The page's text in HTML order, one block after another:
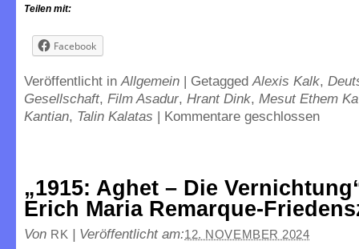
Teilen mit:
Facebook
Veröffentlicht in Allgemein | Getagged Alexis Kalk,
Gesellschaft, Film Asadur, Hrant Dink, Mesut Ethem
Kantian, Talin Kalatas | Kommentare geschlossen
„1915: Aghet – Die
Erich Maria Remarque-
Von RK | Veröffentlicht am:12. NOVEMBER 2024